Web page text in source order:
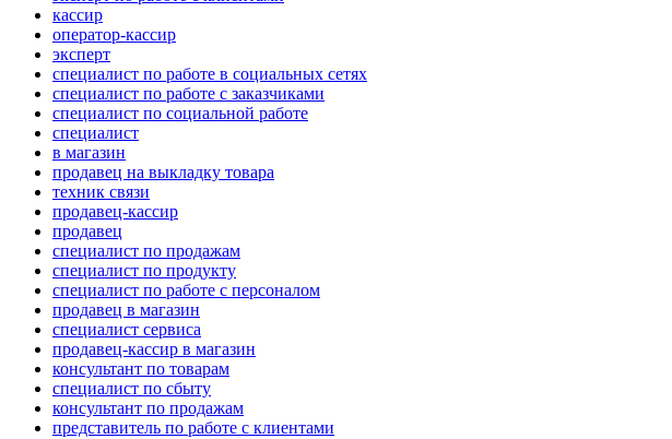
кассир
оператор-кассир
эксперт
специалист по работе в социальных сетях
специалист по работе с заказчиками
специалист по социальной работе
специалист
в магазин
продавец на выкладку товара
техник связи
продавец-кассир
продавец
специалист по продажам
специалист по продукту
специалист по работе с персоналом
продавец в магазин
специалист сервиса
продавец-кассир в магазин
консультант по товарам
специалист по сбыту
консультант по продажам
представитель по работе с клиентами